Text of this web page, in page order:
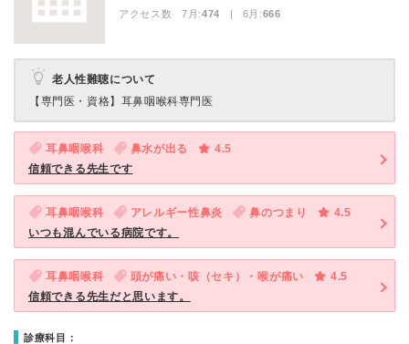
アクセス数 7月:474 | 6月:666
老人性難聴について
【専門医・資格】 耳鼻咽喉科専門医
耳鼻咽喉科 鼻水が出る
4.5
信頼できる先生です
耳鼻咽喉科 アレルギー性鼻炎 鼻のつまり
4.5
いつも混んでいる病院です。
耳鼻咽喉科 頭が痛い・咳（セキ）・喉が痛い
4.5
信頼できる先生だと思います。
診療科目：